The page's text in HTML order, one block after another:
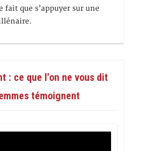
fait que s’appuyer sur une
: ce que l’on ne vous dit
témoignent